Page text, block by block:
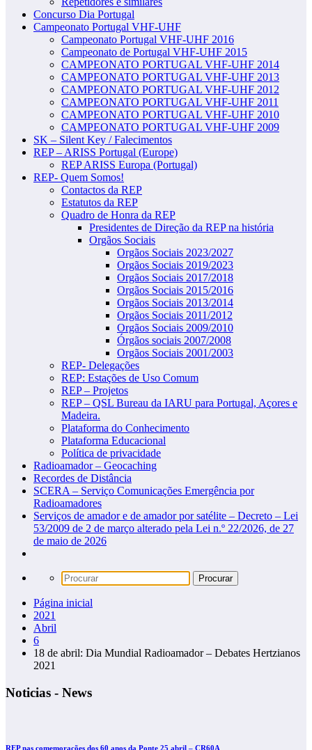
Concurso Dia Portugal
Campeonato Portugal VHF-UHF
Campeonato Portugal VHF-UHF 2016
Campeonato de Portugal VHF-UHF 2015
CAMPEONATO PORTUGAL VHF-UHF 2014
CAMPEONATO PORTUGAL VHF-UHF 2013
CAMPEONATO PORTUGAL VHF-UHF 2012
CAMPEONATO PORTUGAL VHF-UHF 2011
CAMPEONATO PORTUGAL VHF-UHF 2010
CAMPEONATO PORTUGAL VHF-UHF 2009
SK – Silent Key / Falecimentos
REP – ARISS Portugal (Europe)
REP ARISS Europa (Portugal)
REP- Quem Somos!
Contactos da REP
Estatutos da REP
Quadro de Honra da REP
Presidentes de Direção da REP na história
Orgãos Sociais
Orgãos Sociais 2023/2027
Orgãos Sociais 2019/2023
Orgãos Sociais 2017/2018
Orgãos Sociais 2015/2016
Orgãos Sociais 2013/2014
Orgãos Sociais 2011/2012
Orgãos Sociais 2009/2010
Órgãos sociais 2007/2008
Orgãos Sociais 2001/2003
REP- Delegações
REP: Estações de Uso Comum
REP – Projetos
REP – QSL Bureau da IARU para Portugal, Açores e
Madeira.
Plataforma do Conhecimento
Plataforma Educacional
Política de privacidade
Radioamador – Geocaching
Recordes de Distância
SCERA – Serviço Comunicações Emergência por
Radioamadores
Serviços de amador e de amador por satélite – Decreto – Lei
53/2009 de 2 de março alterado pela Lei n.º 22/2026, de 27
de maio de 2026
Página inicial
2021
Abril
6
18 de abril: Dia Mundial Radioamador – Debates Hertzianos
2021
Noticias - News
REP nas comemorações dos 60 anos da Ponte 25 abril – CR60A